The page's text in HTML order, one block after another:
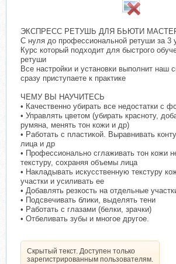
ЭКСПРЕСС РЕТУШЬ ДЛЯ БЬЮТИ
С нуля до профессиональной ретуши за 3
Курс который подходит для быстрого
ретуши
Все настройки и установки выполнит наш
сразу приступаете к практике
ЧЕМУ ВЫ НАУЧИТЕСЬ
• Качественно убирать все недостатки с
• Управлять цветом (убирать красноту,
румяна, менять тон кожи и др)
• Работать с пластикой. Выравнивать
лица и др
• Профессионально сглаживать тон кожи
текстуру, сохраняя объемы лица
• Накладывать искусственную текстуру
участки и усиливать ее
• Добавлять резкость на отдельные
• Подсвечивать блики, выделять тени
• Работать с глазами (белки, зрачки)
• Отбеливать зубы и многое другое.
Скрытый текст. Доступен только
зарегистрированным пользователям.